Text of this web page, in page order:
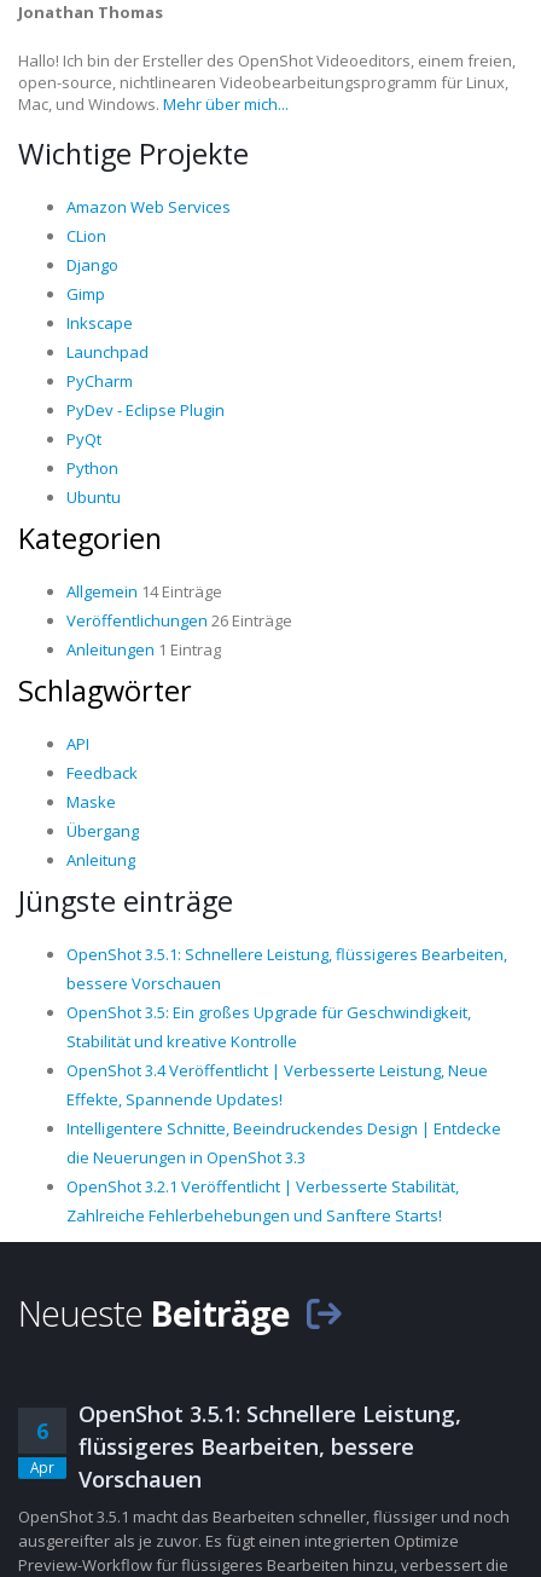
Jonathan Thomas
Hallo! Ich bin der Ersteller des OpenShot Videoeditors, einem freien,
open-source, nichtlinearen Videobearbeitungsprogramm für Linux,
Mac, und Windows. Mehr über mich...
Wichtige Projekte
Amazon Web Services
CLion
Django
Gimp
Inkscape
Launchpad
PyCharm
PyDev - Eclipse Plugin
PyQt
Python
Ubuntu
Kategorien
Allgemein 14 Einträge
Veröffentlichungen 26 Einträge
Anleitungen 1 Eintrag
Schlagwörter
API
Feedback
Maske
Übergang
Anleitung
Jüngste einträge
OpenShot 3.5.1: Schnellere Leistung, flüssigeres Bearbeiten,
bessere Vorschauen
OpenShot 3.5: Ein großes Upgrade für Geschwindigkeit,
Stabilität und kreative Kontrolle
OpenShot 3.4 Veröffentlicht | Verbesserte Leistung, Neue
Effekte, Spannende Updates!
Intelligentere Schnitte, Beeindruckendes Design | Entdecke
die Neuerungen in OpenShot 3.3
OpenShot 3.2.1 Veröffentlicht | Verbesserte Stabilität,
Zahlreiche Fehlerbehebungen und Sanftere Starts!
Neueste Beiträge
6
Apr
OpenShot 3.5.1: Schnellere Leistung,
flüssigeres Bearbeiten, bessere
Vorschauen
OpenShot 3.5.1 macht das Bearbeiten schneller, flüssiger und noch
ausgereifter als je zuvor. Es fügt einen integrierten Optimize
Preview-Workflow für flüssigeres Bearbeiten hinzu, verbessert die